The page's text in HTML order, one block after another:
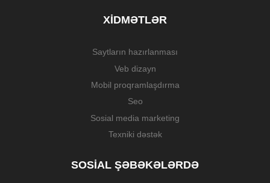
XIDMƏTLƏR
Saytların hazırlanması
Veb dizayn
Mobil proqramlaşdırma
Seo
Sosial media marketing
Texniki dəstək
SOSIAL ŞƏBƏKƏLƏRDƏ